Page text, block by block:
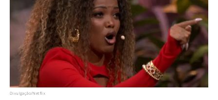
Divulgação/Netflix